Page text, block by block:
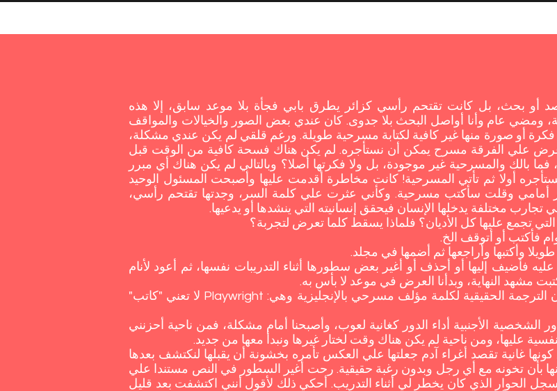
أو بحث، بل كانت تقتحم رأسي كزائر يطرق بابي فجأة بلا موعد سابق، إلا هذه
عام وأنا أواصل البحث بلا جدوى. كان عندي بعض الصور والخيالات والمواقف
فكرة أو صورة منها غير كافية لكتابة مسرحية طويلة. ورغم قلقي لم يكن عندي مشكلة،
بعد لفرقتي (استوديو ٨٠). وفجأة عرض علي ‏الفرقة مسرح يمكن أن نستأجره. لم يكن هناك فسحة كافية من الوقت قبل
بالك والمسرحية غير موجودة، بل ولا فكرتها أصلا؟ وبالتالي لم يكن هناك أي مبرر
أولا ثم تأتي المسرحية! كانت مخاطرة أقدمت عليها وأصبحت المسئول الوحيد
أمامي وقلت سأكتب مسرحية. وكأني عثرت علي كلمة السر، وجدتها تقتحم رأسي،
مختلفة يدخلها الإنسان فيحقق إنسانيته التي ينشدها أو يدعيها.
التي تجمع عليها كل الأديان؟ فلماذا يسقط كلما تعرض لتجربة؟
فأكتب أو أتوقف ‏الخ.
وأكتبها وأراجعها ثم أضمها في مجلد.
فأضيف إليها أو أحذف أو أغير بعض سطورها أثناء التدريبات نفسها، ثم أعود لأنام
مشهد النهاية، وبدأنا العرض في موعد لا بأس به.
المسرحية شيء يكتب. لكنه أيضا شيء يصنع. ‏بل ‏إن ‏الترجمة الحقيقية لكلمة مؤلف مسرحي بالإنجليزية وهي: Playwright ‏لا تعني "كاتب"
الأجنبية أداء الدور كغانية لعوب، وأصبحنا أمام مشكلة، فمن ناحية أحزنني
عليها، ‏ومن ناحية لم يكن هناك وقت لختار غيرها ونبدأ معها من جديد.
غانية تقصد أغراء آدم جعلتها علي العكس تأمره بخشونة أن يقبلها لنكتشف بعدها
بأن تخونه مع أي رجل وبدون رغبة حقيقية. رحت أغير السطور في النص مستندا علي
الحوار الذي كان يخطر لي أثناء التدريب. أحكي ذلك لأقول أنني اكتشفت بعد قليل